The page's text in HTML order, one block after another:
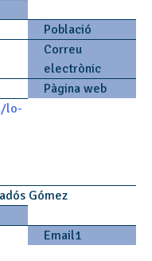
Població
Correu
electrònic
Pàgina web
lo-
Gómez
Email1